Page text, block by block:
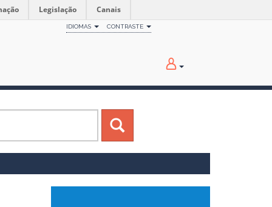
Legislação Canais
IDIOMAS CONTRASTE